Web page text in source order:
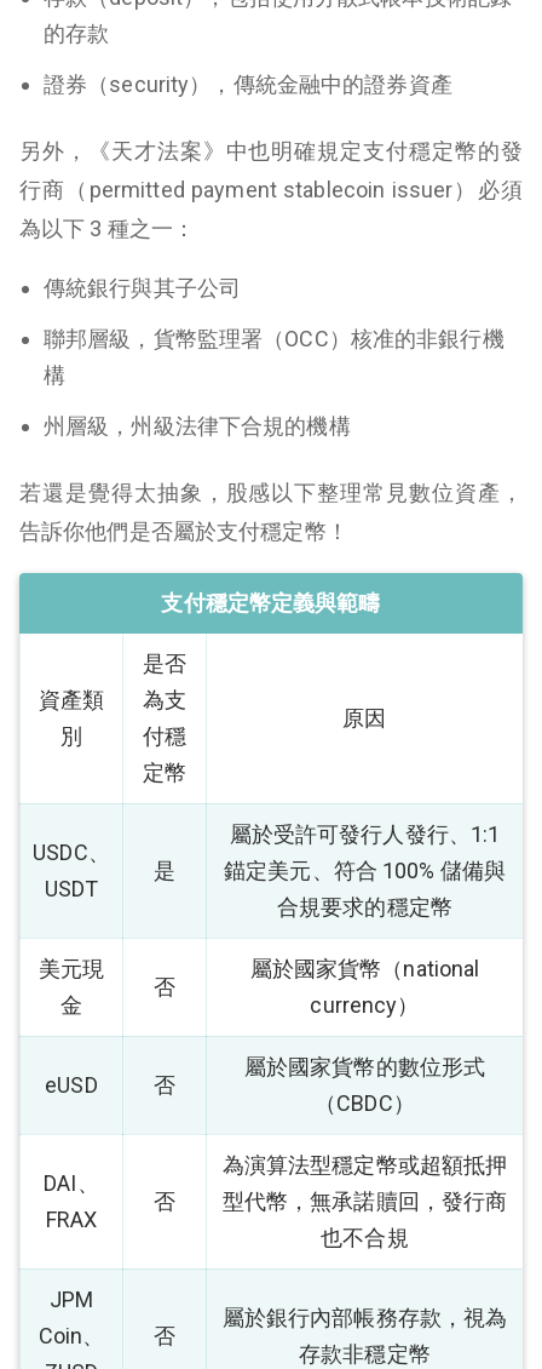
的存款
證券（security），傳統金融中的證券資產
另外，《天才法案》中也明確規定支付穩定幣的發
行商（permitted payment stablecoin issuer）必須
為以下 3 種之一：
傳統銀行與其子公司
聯邦層級，貨幣監理署（OCC）核准的非銀行機
構
州層級，州級法律下合規的機構
若還是覺得太抽象，股感以下整理常見數位資產，
告訴你他們是否屬於支付穩定幣！
支付穩定幣定義與範疇
資產類
別
是否
為支
付穩
定幣
原因
USDC、
USDT
是
屬於受許可發行人發行、1:1
錨定美元、符合 100% 儲備與
合規要求的穩定幣
美元現
金
否
屬於國家貨幣（national
currency）
eUSD 否
屬於國家貨幣的數位形式
（CBDC）
DAI、
FRAX
否
為演算法型穩定幣或超額抵押
型代幣，無承諾贖回，發行商
也不合規
JPM
Coin、
否
屬於銀行內部帳務存款，視為
存款非穩定幣